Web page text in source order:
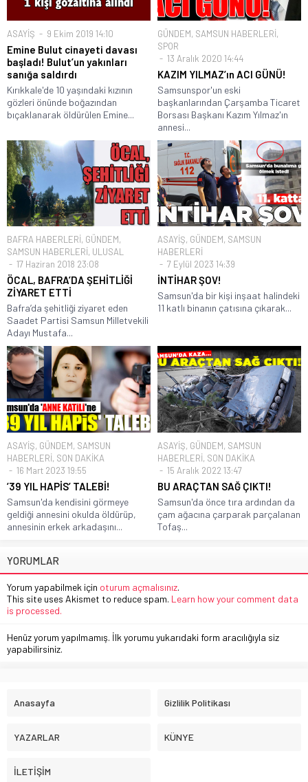
ASAYİŞ 9 Ekim 2019 14:10
Emine Bulut cinayeti davası
başladı! Bulut’un yakınları
sanığa saldırdı
Kırıkkale'de 10 yaşındaki kızının
gözleri önünde boğazından
bıçaklanarak öldürülen Emine...
GÜNDEM, SAMSUN HABERLERİ,
SPOR
13 Aralık 2020 14:44
KAZIM YILMAZ’ın ACI GÜNÜ!
Samsunspor'un eski
başkanlarından Çarşamba Ticaret
Borsası Başkanı Kazım Yılmaz'ın
annesi...
BAFRA HABERLERİ, GÜNDEM,
SAMSUN HABERLERİ, ULUSAL
17 Haziran 2018 23:08
ÖCAL, BAFRA’DA ŞEHİTLİĞİ
ZİYARET ETTİ
Bafra’da şehitliği ziyaret eden
Saadet Partisi Samsun Milletvekili
Adayı Mustafa...
ASAYİŞ, GÜNDEM, SAMSUN
HABERLERİ
7 Eylül 2023 14:39
İNTİHAR ŞOV!
Samsun'da bir kişi inşaat halindeki
11 katlı binanın çatısına çıkarak...
ASAYİŞ, GÜNDEM, SAMSUN
HABERLERİ, SON DAKİKA
16 Mart 2023 19:55
’39 YIL HAPİS’ TALEBİ!
Samsun'da kendisini görmeye
geldiği annesini okulda öldürüp,
annesinin erkek arkadaşını...
ASAYİŞ, GÜNDEM, SAMSUN
HABERLERİ, SON DAKİKA
15 Aralık 2022 13:47
BU ARAÇTAN SAĞ ÇIKTI!
Samsun'da önce tıra ardından da
çam ağacına çarparak parçalanan
Tofaş...
YORUMLAR
Yorum yapabilmek için oturum açmalısınız.
This site uses Akismet to reduce spam. Learn how your comment data
is processed.
Henüz yorum yapılmamış. İlk yorumu yukarıdaki form aracılığıyla siz
yapabilirsiniz.
Anasayfa Gizlilik Politikası
YAZARLAR KÜNYE
İLETİŞİM